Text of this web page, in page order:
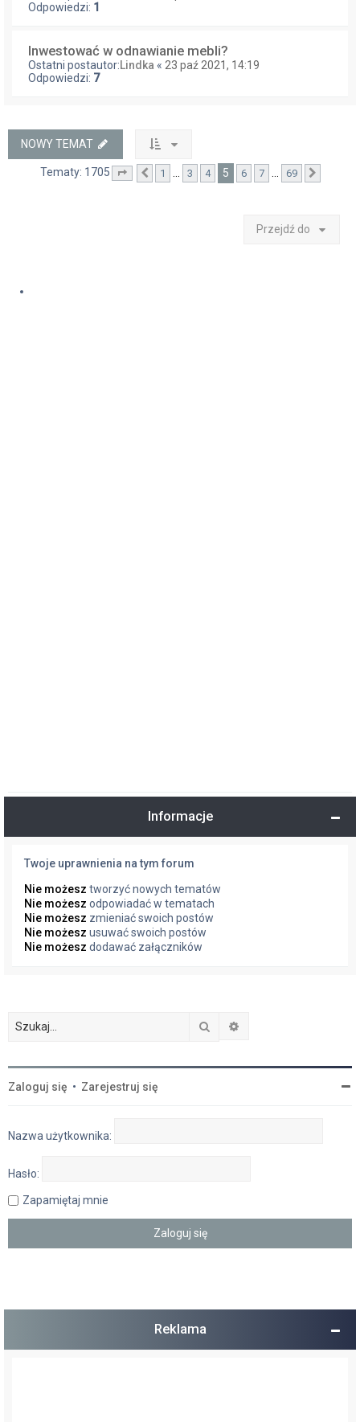
Odpowiedzi: 1
Inwestować w odnawianie mebli?
Ostatni postautor:Lindka « 23 paź 2021, 14:19
Odpowiedzi: 7
NOWY TEMAT
Tematy: 1705 Strona 5 z69
Poprzednia
1 3 4 5 6 7 69
Przejdź do
Informacje
Twoje uprawnienia na tym forum
Nie możesz tworzyć nowych tematów
Nie możesz odpowiadać w tematach
Nie możesz zmieniać swoich postów
Nie możesz usuwać swoich postów
Nie możesz dodawać załączników
Szukaj
Zaloguj się • Zarejestruj się
Nazwa użytkownika:
Hasło:
Zapamiętaj mnie
Reklama